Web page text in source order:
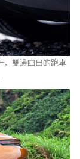
，雙邊四出的跑車